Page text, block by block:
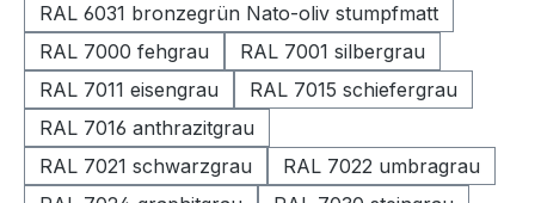
RAL 6031 bronzegrün Nato-oliv stumpfmatt
RAL 7000 fehgrau
RAL 7001 silbergrau
RAL 7011 eisengrau
RAL 7015 schiefergrau
RAL 7016 anthrazitgrau
RAL 7021 schwarzgrau
RAL 7022 umbragrau